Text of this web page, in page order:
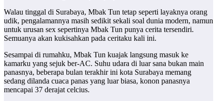
Walau tinggal di Surabaya, Mbak Tun tetap seperti layaknya orang
udik, pengalamannya masih sedikit sekali soal dunia modern, namun
untuk urusan sex sepertinya Mbak Tun punya cerita tersendiri.
Semuanya akan kukisahkan pada ceritaku kali ini.
Sesampai di rumahku, Mbak Tun kuajak langsung masuk ke
kamarku yang sejuk ber-AC. Suhu udara di luar sana bukan main
panasnya, beberapa bulan terakhir ini kota Surabaya memang
sedang dilanda cuaca panas yang luar biasa, konon panasnya
mencapai 37 derajat celcius.